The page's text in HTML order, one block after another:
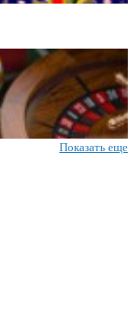
Показать еще